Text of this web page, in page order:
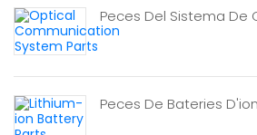
Peces Del Sistema
Peces De Bateries